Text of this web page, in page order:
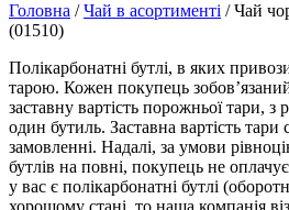
Головна /Чай в асортименті / Чай
(01510)
Полікарбонатні бутлі, в яких
тарою. Кожен покупець
заставну вартість порожньої тари, з
один бутиль. Заставна вартість
замовленні. Надалі, за умови
бутлів на повні, покупець не
у вас є полікарбонатні бутлі
хорошому стані, то наша компанія